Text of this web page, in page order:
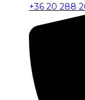
+36 20 288